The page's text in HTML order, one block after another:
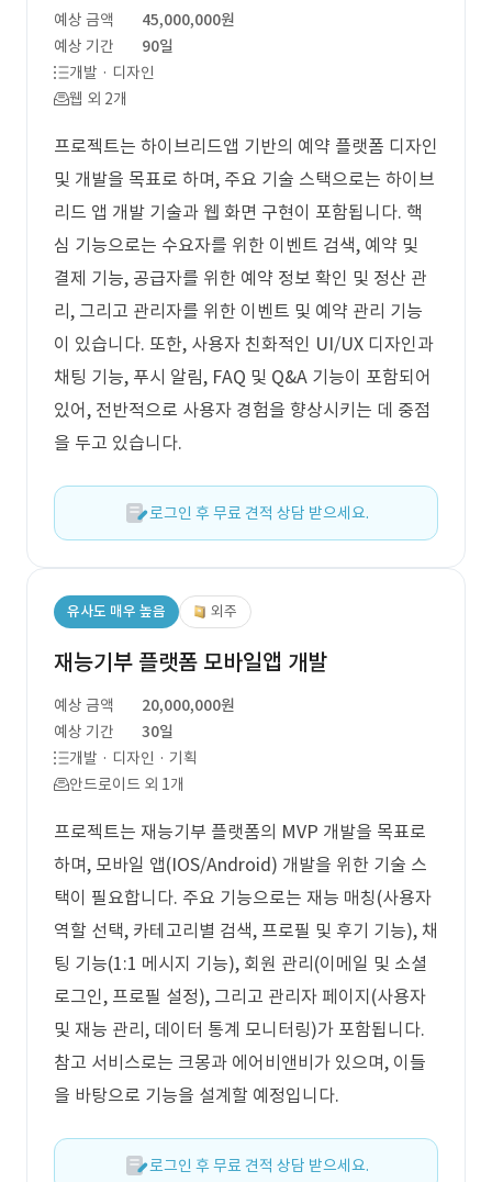
예상 금액
45,000,000원
예상 기간
90일
개발 · 디자인
웹 외 2개
프로젝트는 하이브리드앱 기반의 예약 플랫폼 디자인
및 개발을 목표로 하며, 주요 기술 스택으로는 하이브
리드 앱 개발 기술과 웹 화면 구현이 포함됩니다. 핵
심 기능으로는 수요자를 위한 이벤트 검색, 예약 및
결제 기능, 공급자를 위한 예약 정보 확인 및 정산 관
리, 그리고 관리자를 위한 이벤트 및 예약 관리 기능
이 있습니다. 또한, 사용자 친화적인 UI/UX 디자인과
채팅 기능, 푸시 알림, FAQ 및 Q&A 기능이 포함되어
있어, 전반적으로 사용자 경험을 향상시키는 데 중점
을 두고 있습니다.
로그인 후 무료 견적 상담 받으세요.
유사도 매우 높음 외주
재능기부 플랫폼 모바일앱 개발
예상 금액
20,000,000원
예상 기간
30일
개발 · 디자인 · 기획
안드로이드 외 1개
프로젝트는 재능기부 플랫폼의 MVP 개발을 목표로
하며, 모바일 앱(IOS/Android) 개발을 위한 기술 스
택이 필요합니다. 주요 기능으로는 재능 매칭(사용자
역할 선택, 카테고리별 검색, 프로필 및 후기 기능), 채
팅 기능(1:1 메시지 기능), 회원 관리(이메일 및 소셜
로그인, 프로필 설정), 그리고 관리자 페이지(사용자
및 재능 관리, 데이터 통계 모니터링)가 포함됩니다.
참고 서비스로는 크몽과 에어비앤비가 있으며, 이들
을 바탕으로 기능을 설계할 예정입니다.
로그인 후 무료 견적 상담 받으세요.